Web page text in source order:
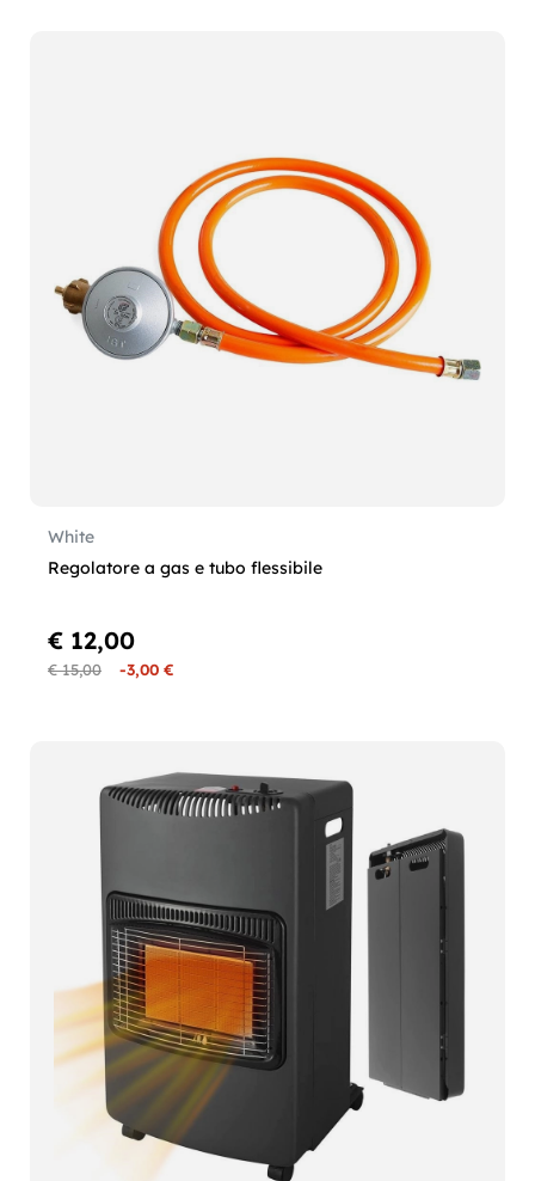
White
Regolatore a gas e tubo flessibile
€ 15,00 -3,00 €
€ 12,00